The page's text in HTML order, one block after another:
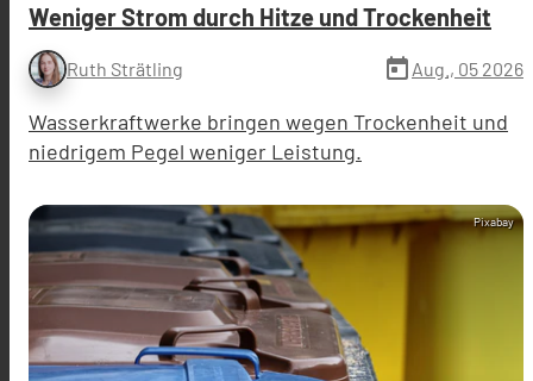
Weniger Strom durch Hitze und Trockenheit
Ruth Strätling today Aug., 05 2026
Wasserkraftwerke bringen wegen Trockenheit und
niedrigem Pegel weniger Leistung.
Pixabay